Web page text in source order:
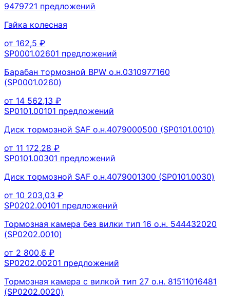
9479721 предложений
Гайка колесная
от 162,5 ₽
SP0001.02601 предложений
Барабан тормозной BPW о.н.0310977160
(SP0001.0260)
от 14 562,13 ₽
SP0101.00101 предложений
Диск тормозной SAF о.н.4079000500 (SP0101.0010)
от 11 172,28 ₽
SP0101.00301 предложений
Диск тормозной SAF о.н.4079001300 (SP0101.0030)
от 10 203,03 ₽
SP0202.00101 предложений
Тормозная камера без вилки тип 16 о.н. 544432020
(SP0202.0010)
от 2 800,6 ₽
SP0202.00201 предложений
Тормозная камера с вилкой тип 27 о.н. 81511016481
(SP0202.0020)